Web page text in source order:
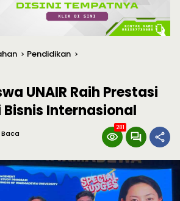
Pendidikan
UNAIR Raih Prestasi
Internasional
281